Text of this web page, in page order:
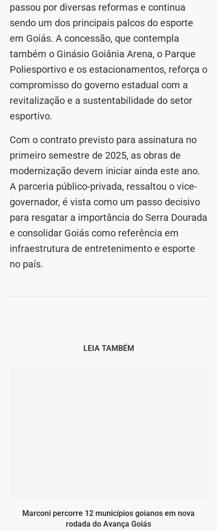
passou por diversas reformas e continua
sendo um dos principais palcos do esporte
em Goiás. A concessão, que contempla
também o Ginásio Goiânia Arena, o Parque
Poliesportivo e os estacionamentos, reforça o
compromisso do governo estadual com a
revitalização e a sustentabilidade do setor
esportivo.
Com o contrato previsto para assinatura no
primeiro semestre de 2025, as obras de
modernização devem iniciar ainda este ano.
A parceria público-privada, ressaltou o vice-
governador, é vista como um passo decisivo
para resgatar a importância do Serra Dourada
e consolidar Goiás como referência em
infraestrutura de entretenimento e esporte
no país.
LEIA TAMBÉM
Marconi percorre 12 municípios goianos em nova
rodada do Avança Goiás